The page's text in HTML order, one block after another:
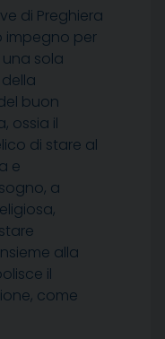
di Preghiera
impegno per
una sola
buon
ossia il
di stare al
e
a
alla
il
come